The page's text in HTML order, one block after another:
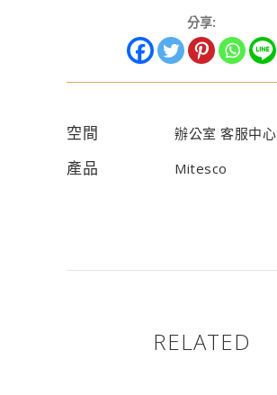
分享:
空間 辦公室 客服中心
產品 Mitesco
RELATED